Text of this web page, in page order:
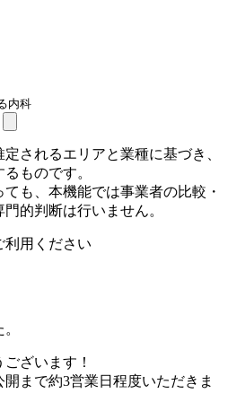
内科
されるエリアと業種に基づき、
ものです。
も、本機能では事業者の比較・
的判断は行いません。
利用ください
ざいます！
まで約3営業日程度いただきま